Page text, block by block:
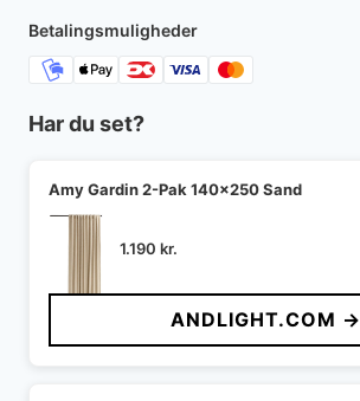
2.008 kr..
Betalingsmuligheder
Har du set?
Amy Gardin 2-Pak 140x250 Sand
1.190 kr.
ANDLIGHT.COM →